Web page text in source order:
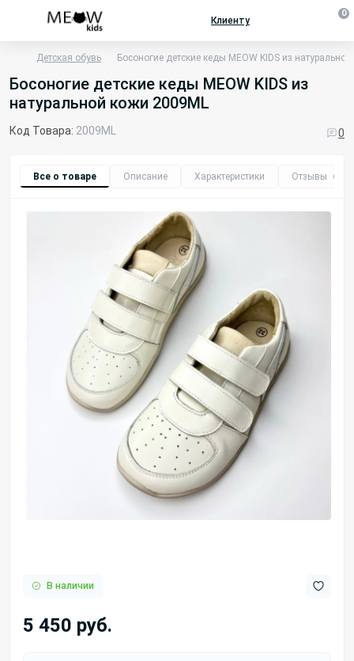
Клиенту
0
Детская обувь Босоногие детские кеды MEOW KIDS из
Босоногие детские кеды MEOW KIDS из
натуральной кожи 2009ML
Код Товара: 2009ML 0
Все о товаре Описание Характеристики Отзывы
В наличии
5 450 руб.